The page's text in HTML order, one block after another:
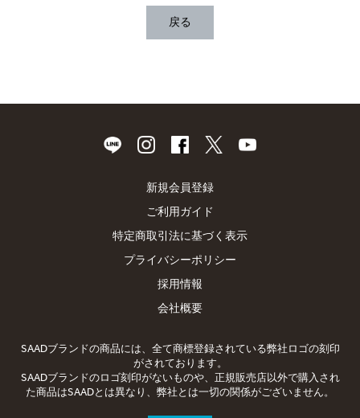
戻る
新規会員登録
ご利用ガイド
特定商取引法に基づく表示
プライバシーポリシー
採用情報
会社概要
SAADブランドの商品には、全て商標登録されている弊社ロゴの刻印
がされております。
SAADブランドのロゴ刻印がないものや、正規販売店以外で購入され
た商品はSAADとは異なり、弊社とは一切の関係がございません。